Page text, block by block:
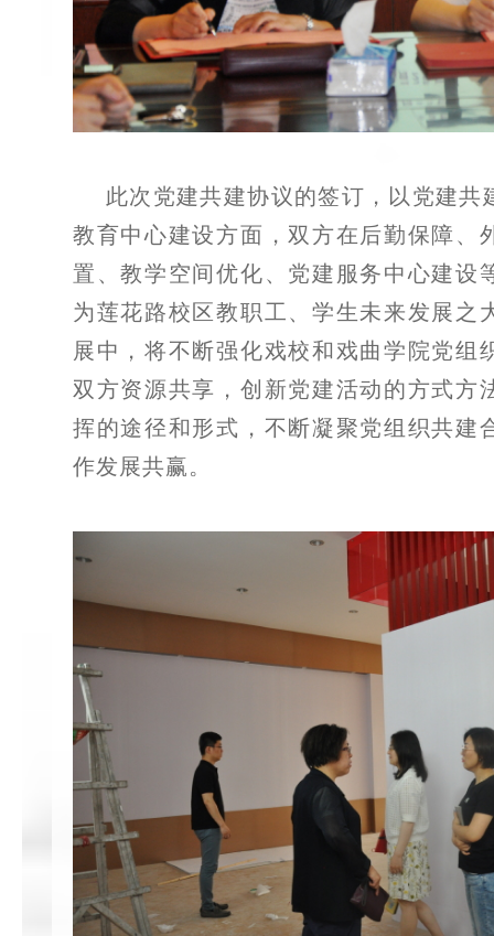
此次党建共建协议的签订，以党建共
教育中心建设方面，双方在后勤保障、
置、教学空间优化、党建服务中心建设
为莲花路校区教职工、学生未来发展之
展中，将不断强化戏校和戏曲学院党组
双方资源共享，创新党建活动的方式方
挥的途径和形式，不断凝聚党组织共建
作发展共赢。